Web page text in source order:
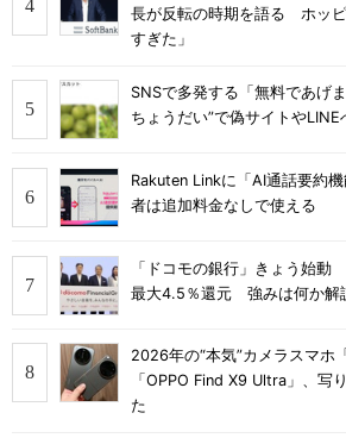
長が反転の時期を語る ホッ
すぎた」
SNSで多発する「無料であげ
ちょうだい”で偽サイトやLINE
Rakuten Linkに「AI通話要約
者は追加料金なしで使える
「ドコモの銀行」きょう始動
最大4.5％還元 強みは何か解
2026年の“本気”カメラスマホ
「OPPO Find X9 Ultra」、写
た